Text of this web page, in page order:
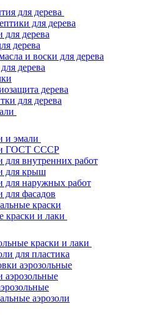
для дерева
для дерева
для дерева
дерева
и воски для дерева
дерева
дерева
для дерева
и эмали
ГОСТ СССР
для внутренних работ
для крыш
для наружных работ
для фасадов
краски
краски и лаки
краски и лаки
для пластика
аэрозольные
аэрозольные
аэрозоли